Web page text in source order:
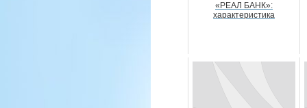
«РЕАЛ БАНК»:
характеристика